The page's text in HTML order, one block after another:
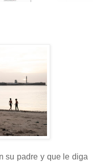
su padre y que le diga